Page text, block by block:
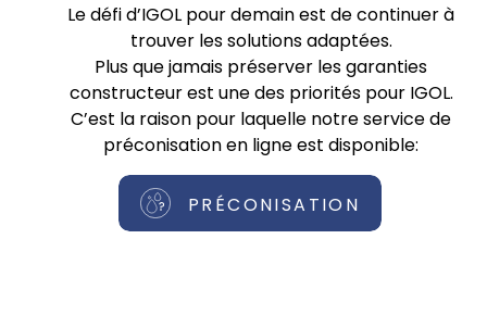
Le défi d’IGOL pour demain est de continuer à
trouver les solutions adaptées.
Plus que jamais préserver les garanties
constructeur est une des priorités pour IGOL.
C’est la raison pour laquelle notre service de
préconisation en ligne est disponible:
PRÉCONISATION